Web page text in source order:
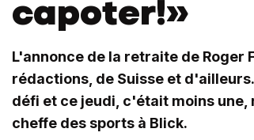
capoter!»
L'annonce de la retraite de Roger
rédactions, de Suisse et
défi et ce jeudi, c'était moins
cheffe des sports à Blick.